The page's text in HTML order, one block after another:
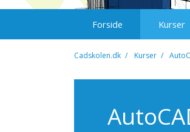
Forside Kurser
Cadskolen.dk Kurser